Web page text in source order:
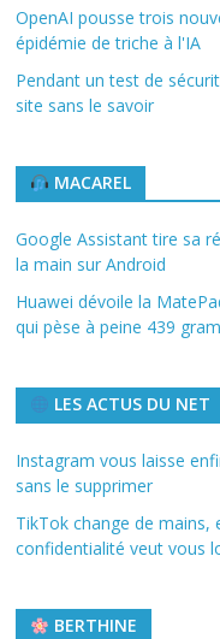
OpenAI pousse trois
épidémie de triche à l'IA
Pendant un test de
site sans le savoir
MACAREL
Google Assistant tire sa
la main sur Android
Huawei dévoile la
qui pèse à peine 439
LES ACTUS DU NET
Instagram vous laisse
sans le supprimer
TikTok change de mains,
confidentialité veut vous
BERTHINE